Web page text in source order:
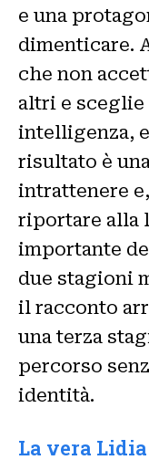
e una
dimenticare.
che non
altri e
intelligenza,
risultato è
intrattenere
riportare alla
importante
due stagioni
il racconto
una terza
percorso
identità.
La vera